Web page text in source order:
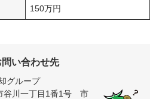
150万円
い合わせ先
グループ
谷川一丁目1番1号 市